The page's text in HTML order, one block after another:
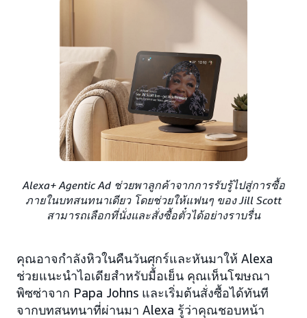
Alexa+ Agentic Ad ช่วยพาลูกค้าจากการรับรู้ไปสู่การซื้อ
ภายในบทสนทนาเดียว โดยช่วยให้แฟนๆ ของ Jill Scott
สามารถเลือกที่นั่งและสั่งซื้อตั๋วได้อย่างราบรื่น
คุณอาจกำลังหิวในคืนวันศุกร์และหันมาให้ Alexa
ช่วยแนะนำไอเดียสำหรับมื้อเย็น คุณเห็นโฆษณา
พิซซ่าจาก Papa Johns และเริ่มต้นสั่งซื้อได้ทันที
จากบทสนทนาที่ผ่านมา Alexa รู้ว่าคุณชอบหน้า